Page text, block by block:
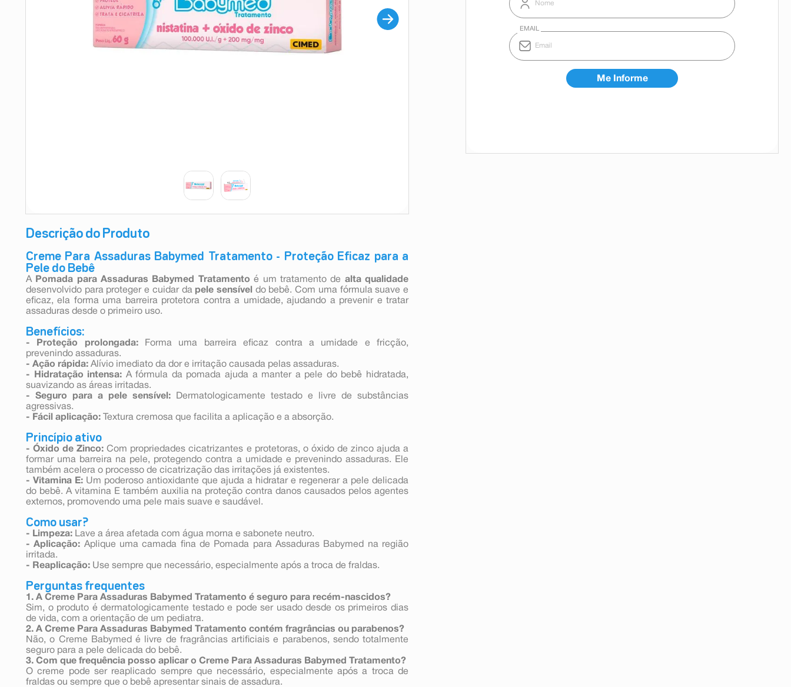
Descrição do Produto
Creme Para Assaduras Babymed Tratamento - Proteção Eficaz para a
Pele do Bebê
A Pomada para Assaduras Babymed Tratamentoé um tratamento de alta qualidade
desenvolvido para proteger e cuidar da pele sensível
do bebê. Com uma fórmula suave e
eficaz, ela forma uma barreira protetora contra a umidade, ajudando a prevenir e tratar
assaduras desde o primeiro uso.
Benefícios:
- Proteção prolongada:Forma uma barreira eficaz contra a umidade e fricção,
prevenindo assaduras.
- Ação rápida: Alívio imediato da dor e irritação causada pelas assaduras.
- Hidratação intensa: A fórmula da pomada ajuda a manter a pele do bebê hidratada,
suavizando as áreas irritadas.
- Seguro para a pele sensível: Dermatologicamente testado e livre de substâncias
agressivas.
- Fácil aplicação: Textura cremosa que facilita a aplicação e a absorção.
Princípio ativo
- Óxido de Zinco: Com propriedades cicatrizantes e protetoras, o óxido de zinco ajuda a
formar uma barreira na pele, protegendo contra a umidade e prevenindo assaduras. Ele
também acelera o processo de cicatrização das irritações já existentes.
- Vitamina E: Um poderoso antioxidante que ajuda a hidratar e regenerar a pele delicada
do bebê. A vitamina E também auxilia na proteção contra danos causados pelos agentes
externos, promovendo uma pele mais suave e saudável.
Como usar?
- Limpeza: Lave a área afetada com água morna e sabonete neutro.
- Aplicação: Aplique uma camada fina de Pomada para Assaduras Babymed na região
irritada.
- Reaplicação: Use sempre que necessário, especialmente após a troca de fraldas.
Perguntas frequentes
1. A Creme Para Assaduras Babymed Tratamento é seguro para recém-nascidos?
Sim, o produto é dermatologicamente testado e pode ser usado desde os primeiros dias
de vida, com a orientação de um pediatra.
2. A Creme Para Assaduras Babymed Tratamento contém fragrâncias ou parabenos?
Não, o Creme Babymed é livre de fragrâncias artificiais e parabenos, sendo totalmente
seguro para a pele delicada do bebê.
3. Com que frequência posso aplicar o Creme Para Assaduras Babymed Tratamento?
O creme pode ser reaplicado sempre que necessário, especialmente após a troca de
fraldas ou sempre que o bebê apresentar sinais de assadura.
9º
esmalte
10ºabsorvente